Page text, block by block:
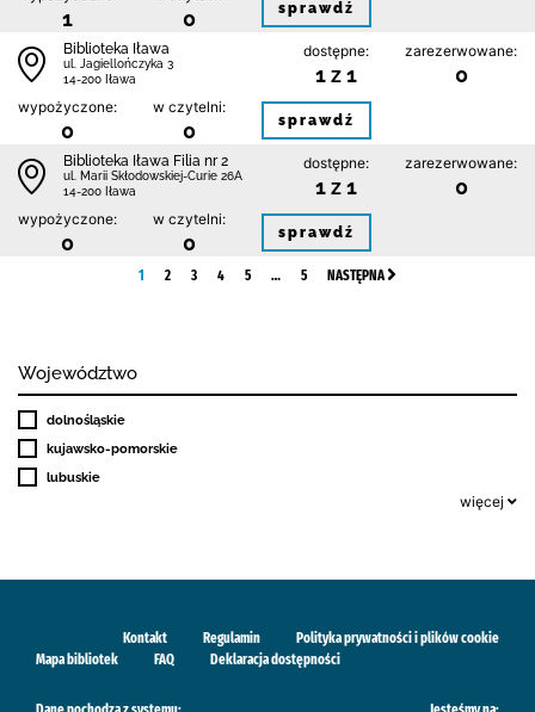
1 0 sprawdź
Biblioteka Iława
ul. Jagiellończyka 3
14-200 Iława
dostępne:
1 z 1
zarezerwowane:
0
wypożyczone:
0
w czytelni:
0 sprawdź
Biblioteka Iława Filia nr 2
ul. Marii Skłodowskiej-Curie 26A
14-200 Iława
dostępne:
1 z 1
zarezerwowane:
0
wypożyczone:
0
w czytelni:
0 sprawdź
1 2 3 4 5 … 5 NASTĘPNA
Województwo
dolnośląskie
kujawsko-pomorskie
lubuskie
więcej
Kontakt Regulamin
Polityka prywatności i plików cookie
Mapa bibliotek
FAQ Deklaracja dostępności